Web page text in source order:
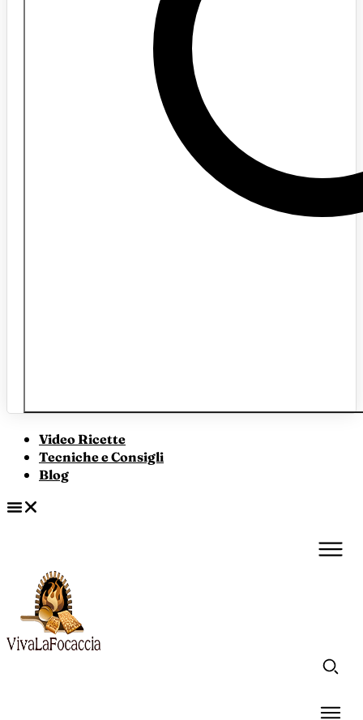
Video Ricette
Tecniche e Consigli
Blog